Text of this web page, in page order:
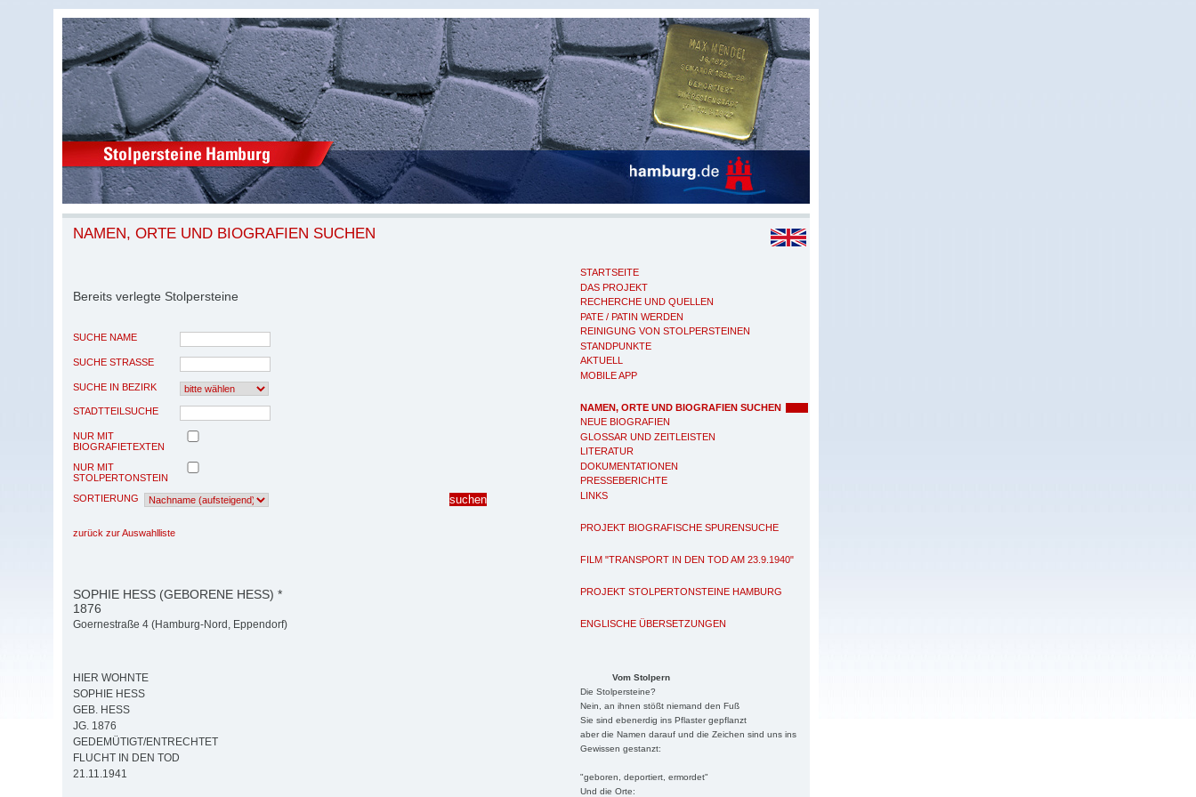
STARTSEITE
DAS PROJEKT
RECHERCHE UND QUELLEN
PATE / PATIN WERDEN
REINIGUNG VON STOLPERSTEINEN
STANDPUNKTE
AKTUELL
MOBILE APP
NAMEN, ORTE UND BIOGRAFIEN SUCHEN
NEUE BIOGRAFIEN
GLOSSAR UND ZEITLEISTEN
LITERATUR
DOKUMENTATIONEN
PRESSEBERICHTE
LINKS
PROJEKT BIOGRAFISCHE SPURENSUCHE
FILM "TRANSPORT IN DEN TOD AM 23.9.1940"
PROJEKT STOLPERTONSTEINE HAMBURG
ENGLISCHE ÜBERSETZUNGEN
Vom Stolpern
Die Stolpersteine?
Nein, an ihnen stößt niemand den Fuß
Sie sind ebenerdig ins Pflaster gepflanzt
aber die Namen darauf und die Zeichen sind uns ins
Gewissen gestanzt:
"geboren, deportiert, ermordet"
Und die Orte:
NAMEN, ORTE UND BIOGRAFIEN SUCHEN
Bereits verlegte Stolpersteine
SUCHE NAME
SUCHE STRASSE
SUCHE IN BEZIRK
STADTTEILSUCHE
NUR MIT
BIOGRAFIETEXTEN
NUR MIT
STOLPERTONSTEIN
SORTIERUNG
zurück zur Auswahlliste
SOPHIE HESS (GEBORENE HESS) *
1876
Goernestraße 4 (Hamburg-Nord, Eppendorf)
HIER WOHNTE
SOPHIE HESS
GEB. HESS
JG. 1876
GEDEMÜTIGT/ENTRECHTET
FLUCHT IN DEN TOD
21.11.1941